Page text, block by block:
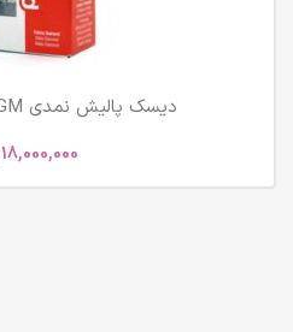
دیسک پالیش نمدی Diamond Felt FGM
18,000,000